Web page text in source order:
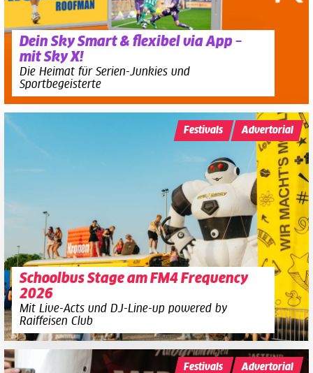
Dein Sky Smart & flexibel via App –
mit Sky X!
Die Heimat für Serien-Junkies und
Sportbegeisterte
Schoolbus Stage am FM4 Frequency
2026
Mit Live-Acts und DJ-Line-up powered by
Raiffeisen Club
Festivals Advertorial
Festivals Advertorial